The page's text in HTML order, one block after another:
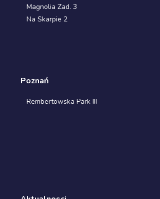
Magnolia Zad. 3
Na Skarpie 2
Poznań
Rembertowska Park III